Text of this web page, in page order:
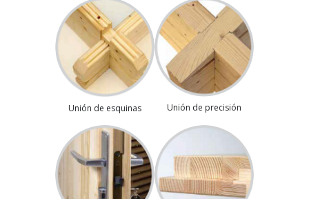
Unión de esquinas Unión de precisión